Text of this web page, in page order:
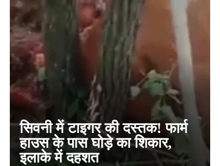
सिवनी में टाइगर की दस्तक! फार्म
हाउस के पास घोड़े का शिकार,
इलाके में दहशत